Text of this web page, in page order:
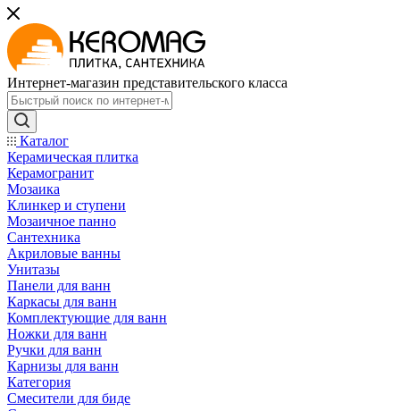
Интернет-магазин представительского класса
Каталог
Керамическая плитка
Керамогранит
Мозаика
Клинкер и ступени
Мозаичное панно
Сантехника
Акриловые ванны
Унитазы
Панели для ванн
Каркасы для ванн
Комплектующие для ванн
Ножки для ванн
Ручки для ванн
Карнизы для ванн
Категория
Смесители для биде